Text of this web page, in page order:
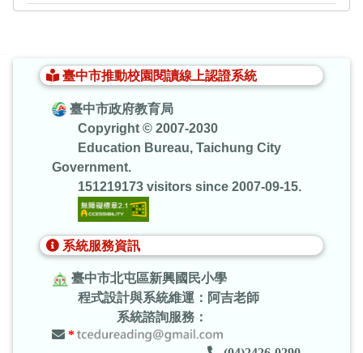
臺中市推動校園閱讀線上認證系統
臺中市政府教育局
Copyright © 2007-2030
Education Bureau, Taichung City
Government.
151219173 visitors since 2007-09-15.
系統服務資訊
臺中市北屯區新興國民小學
程式設計與系統維運：阿吉老師
系統諮詢服務：
*